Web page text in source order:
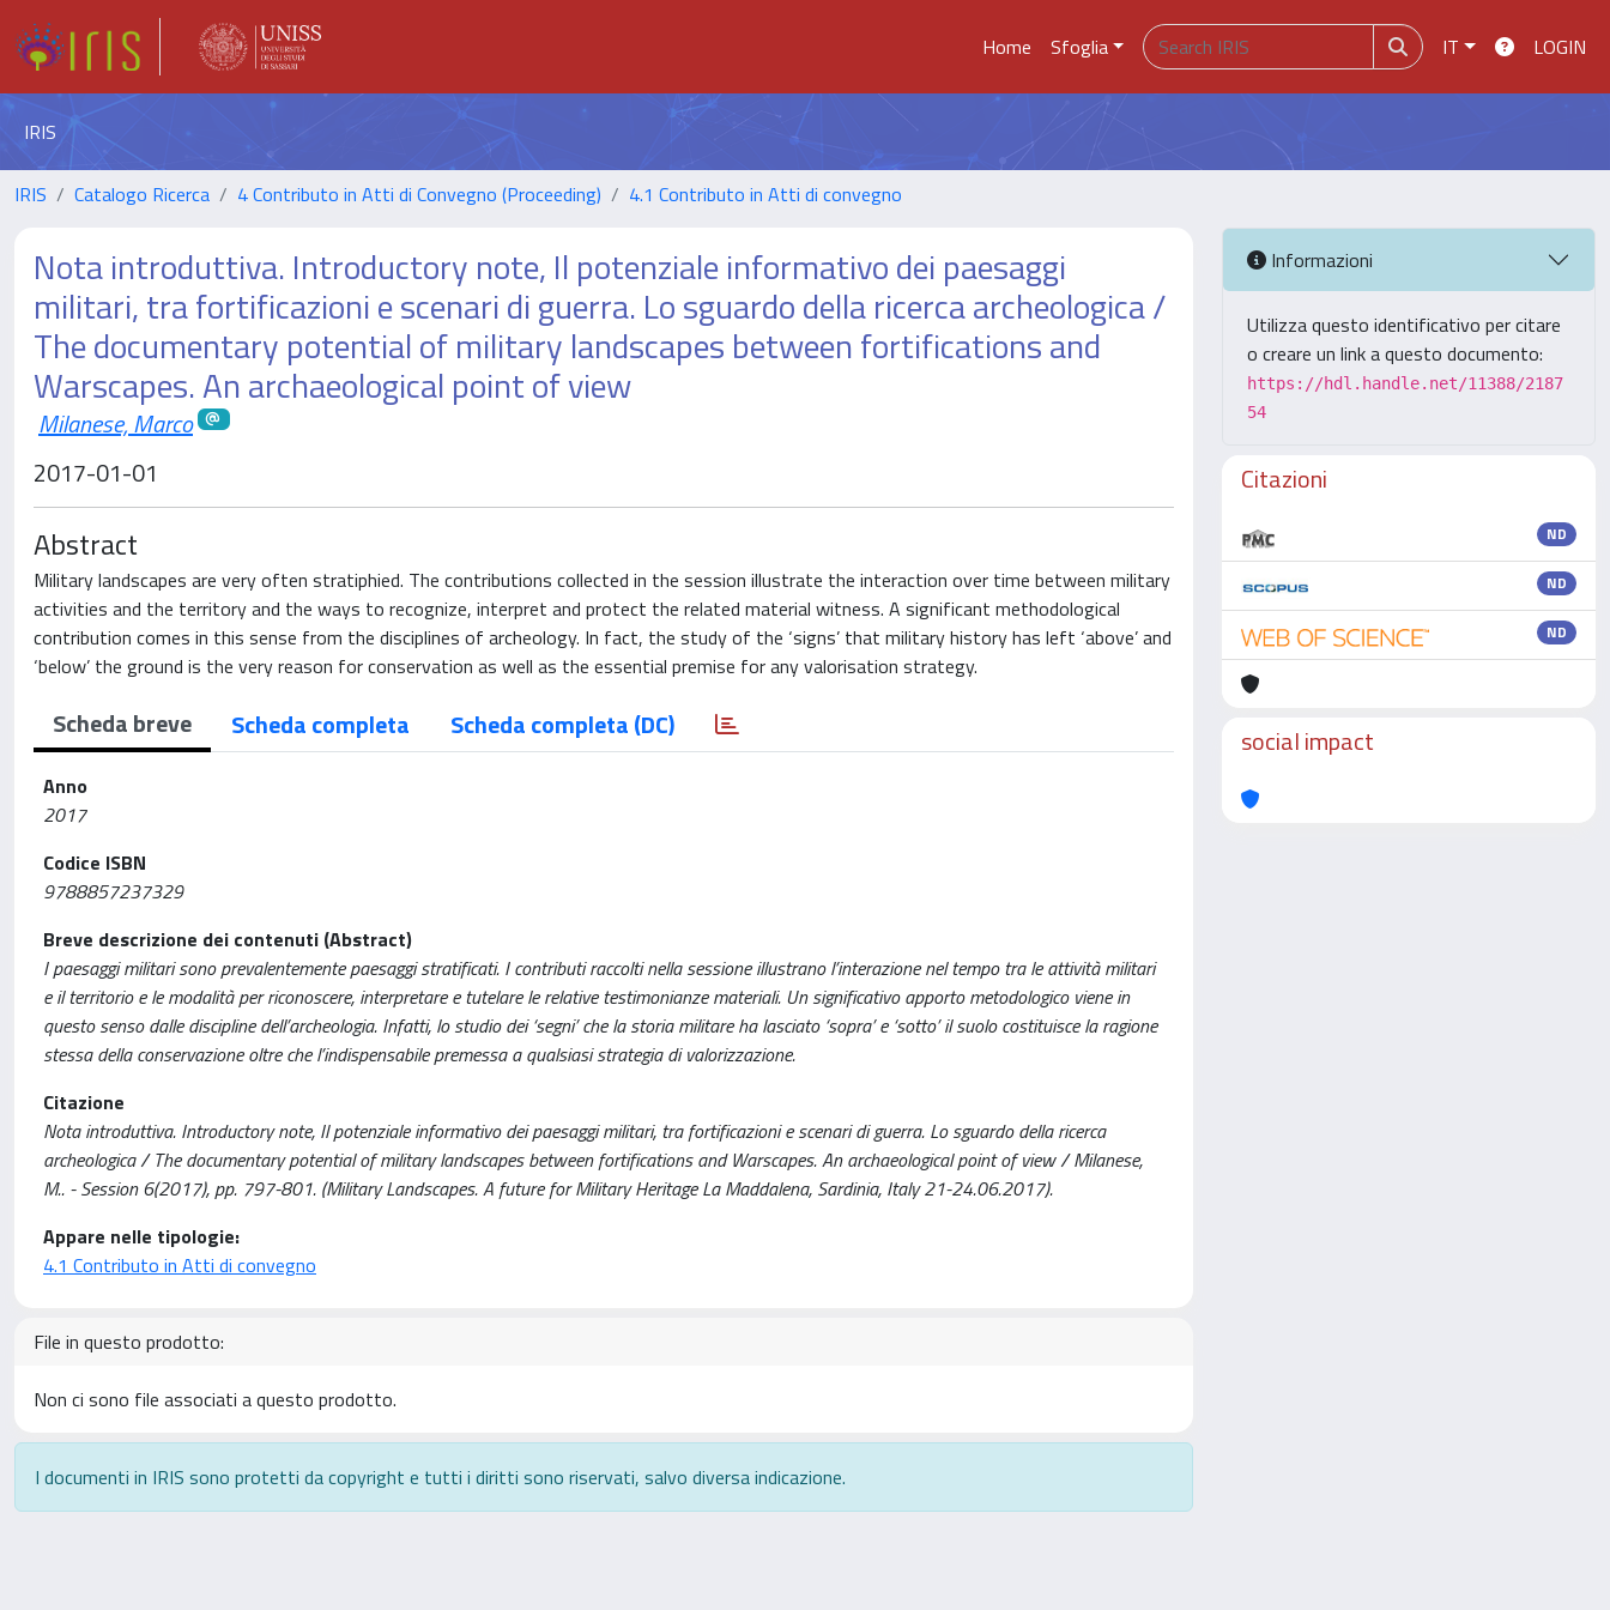
Home Sfoglia IT LOGIN
IRIS
IRIS Catalogo Ricerca 4 Contributo in Atti di Convegno (Proceeding) 4.1 Contributo in Atti di convegno
Nota introduttiva. Introductory note, Il potenziale informativo dei paesaggi
militari, tra fortificazioni e scenari di guerra. Lo sguardo della ricerca archeologica /
The documentary potential of military landscapes between fortifications and
Warscapes. An archaeological point of view
Milanese, Marco
2017-01-01
Abstract
Military landscapes are very often stratiphied. The contributions collected in the session illustrate the interaction over time between military
activities and the territory and the ways to recognize, interpret and protect the related material witness. A significant methodological
contribution comes in this sense from the disciplines of archeology. In fact, the study of the ‘signs’ that military history has left ‘above’ and
‘below’ the ground is the very reason for conservation as well as the essential premise for any valorisation strategy.
Scheda breve Scheda completa Scheda completa (DC)
Anno
2017
Codice ISBN
9788857237329
Breve descrizione dei contenuti (Abstract)
I paesaggi militari sono prevalentemente paesaggi stratificati. I contributi raccolti nella sessione illustrano l’interazione nel tempo tra le attività militari
e il territorio e le modalità per riconoscere, interpretare e tutelare le relative testimonianze materiali. Un significativo apporto metodologico viene in
questo senso dalle discipline dell’archeologia. Infatti, lo studio dei ‘segni’ che la storia militare ha lasciato ‘sopra’ e ‘sotto’ il suolo costituisce la ragione
stessa della conservazione oltre che l’indispensabile premessa a qualsiasi strategia di valorizzazione.
Citazione
Nota introduttiva. Introductory note, Il potenziale informativo dei paesaggi militari, tra fortificazioni e scenari di guerra. Lo sguardo della ricerca
archeologica / The documentary potential of military landscapes between fortifications and Warscapes. An archaeological point of view / Milanese,
M.. - Session 6(2017), pp. 797-801. (Military Landscapes. A future for Military Heritage La Maddalena, Sardinia, Italy 21-24.06.2017).
Appare nelle tipologie:
4.1 Contributo in Atti di convegno
File in questo prodotto:
Non ci sono file associati a questo prodotto.
I documenti in IRIS sono protetti da copyright e tutti i diritti sono riservati, salvo diversa indicazione.
Informazioni
Utilizza questo identificativo per citare
o creare un link a questo documento:
https://hdl.handle.net/11388/2187
54
Citazioni
ND
ND
ND
social impact